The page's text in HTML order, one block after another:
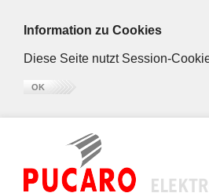
Information zu Cookies
Diese Seite nutzt Session-
OK